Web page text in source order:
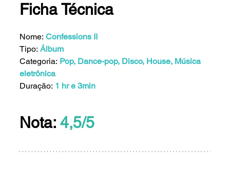
Ficha Técnica
Nome: Confessions II
Tipo: Álbum
Categoria: Pop, Dance-pop, Disco, House, Música
eletrônica
Duração: 1 hr e 3min
Nota: 4,5/5